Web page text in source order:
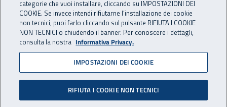
Ambienti confinati e/o
sospetti di inquinamento e
assimilabili - Aspetti
legislativi e
categorie che vuoi installare, cliccando su IMPOSTAZIONI DEI
COOKIE. Se invece intendi rifiutarne l’installazione dei cookie
non tecnici, puoi farlo cliccando sul pulsante RIFIUTA I COOKIE
NON TECNICI o chiudendo il banner. Per conoscere i dettagli,
consulta la nostra Informativa Privacy.
IMPOSTAZIONI DEI COOKIE
RIFIUTA I COOKIE NON TECNICI